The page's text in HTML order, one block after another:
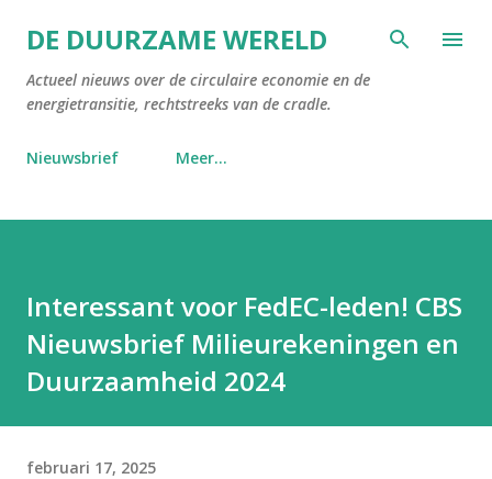
Doorgaan naar hoofdcontent
DE DUURZAME WERELD
Actueel nieuws over de circulaire economie en de
energietransitie, rechtstreeks van de cradle.
Nieuwsbrief Meer…
Interessant voor FedEC-leden! CBS
Nieuwsbrief Milieurekeningen en
Duurzaamheid 2024
februari 17, 2025